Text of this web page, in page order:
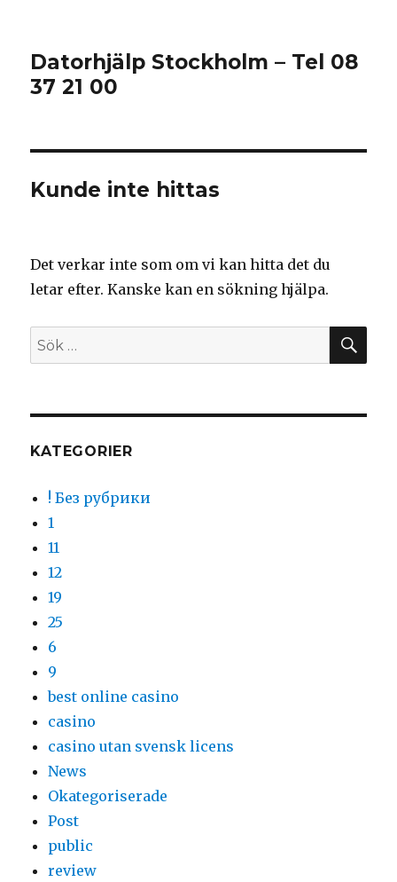
Datorhjälp Stockholm – Tel 08
37 21 00
Kunde inte hittas
Det verkar inte som om vi kan hitta det du
letar efter. Kanske kan en sökning hjälpa.
Sök
efter:
KATEGORIER
! Без рубрики
1
11
12
19
25
6
9
best online casino
casino
casino utan svensk licens
News
Okategoriserade
Post
public
review